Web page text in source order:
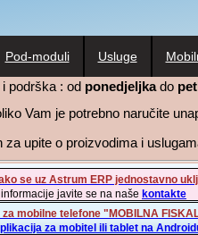
Pod-moduli Usluge
podrška : od ponedjeljkado
Vam je potrebno naručite
za upite o proizvodima i
se uz Astrum ERP jednostavno
javite se na naše kontakte
mobilne telefone "MOBILNA
za mobitel ili tablet na